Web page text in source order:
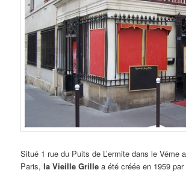
Situé 1 rue du Puits de L’ermite dans le Véme
Paris, la Vieille Grille a été créée en 1959 par